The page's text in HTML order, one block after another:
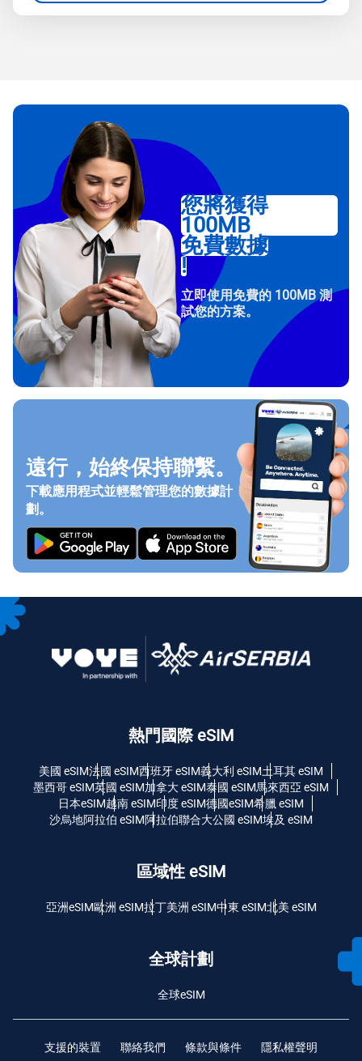
您將獲得
100MB
免費數據
!
立即使用免費的 100MB 測
試您的方案。
遠行，始終保持聯繫。
下載應用程式並輕鬆管理您的數據計
劃。
熱門國際 eSIM
美國 eSIM法國 eSIM西班牙 eSIM義大利 eSIM土耳其 eSIM
墨西哥 eSIM英國 eSIM加拿大 eSIM泰國 eSIM馬來西亞 eSIM
日本eSIM越南 eSIM印度 eSIM德國eSIM希臘 eSIM
沙烏地阿拉伯 eSIM阿拉伯聯合大公國 eSIM埃及 eSIM
區域性 eSIM
亞洲eSIM歐洲 eSIM拉丁美洲 eSIM中東 eSIM北美 eSIM
全球計劃
全球eSIM
支援的裝置 聯絡我們 條款與條件 隱私權聲明